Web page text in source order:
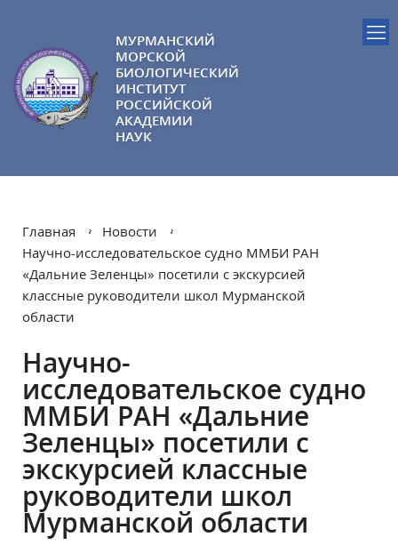
МУРМАНСКИЙ
МОРСКОЙ
БИОЛОГИЧЕСКИЙ
ИНСТИТУТ
РОССИЙСКОЙ
АКАДЕМИИ
НАУК
Главная
Новости
Научно-исследовательское судно ММБИ РАН
«Дальние Зеленцы» посетили с экскурсией
классные руководители школ Мурманской
области
Научно-
исследовательское судно
ММБИ РАН «Дальние
Зеленцы» посетили с
экскурсией классные
руководители школ
Мурманской области